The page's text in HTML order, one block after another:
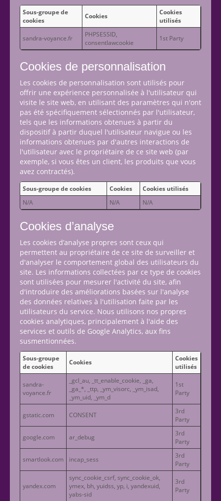
Sous-groupe de
cookies
Cookies
Cookies
utilisés
sandra-voyance.fr
PHPSESSID,
consentlawcookie
1st Party
Cookies de personnalisation
Les cookies de personnalisation sont utilisés pour
offrir une expérience personnalisée à l'utilisateur qui
visite le site web, en utilisant des paramètres qui n'ont
pas été spécifiquement sélectionnés par l'utilisateur,
tels que les informations obtenues à partir du
dispositif à partir duquel l'utilisateur navigue ou les
informations obtenues par d'autres interactions de
l'utilisateur avec le propriétaire de ce site web (par
exemple, si vous êtes un client, les produits que vous
avez contractés).
Sous-groupe de cookies Cookies
Cookies utilisés
N/A
N/A N/A
Cookies d’analyse
Les cookies d’analyse propres sont ceux qui
permettent au propriétaire de ce site de surveiller et
d'analyser le comportement global des utilisateurs du
site. Les informations collectées par ce type de cookies
sont utilisées pour mesurer l'activité du site, afin
d'introduire des améliorations basées sur l'analyse
des données relatives à l'utilisation faite par les
utilisateurs du service. Nous utilisons nos propres
cookies analytiques, principalement à l'aide des
services et outils de Google Analytics, aux fins
susmentionnées.
Sous-groupe
de cookies
Cookies
Cookies
utilisés
sandra-
voyance.fr
_gcl_au, _tt_enable_cookie, _ga,
_ga_*, _ttp, _ym_visorc, _ym_isad,
_ym_uid, _ym_d
1st
Party
gstatic.com CONSENT
3rd
Party
google.com ar_debug
3rd
Party
smartlook.com incap_sess
3rd
Party
yandex.com
sync_cookie_csrf, sync_cookie_ok,
ymex, bh, yuidss, yp, i, yandexuid,
yabs-sid
3rd
Party